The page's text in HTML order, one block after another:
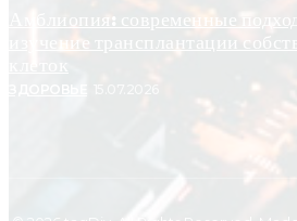
Амблиопия: современные
изучение трансплантации
клеток
ЗДОРОВЬЕ